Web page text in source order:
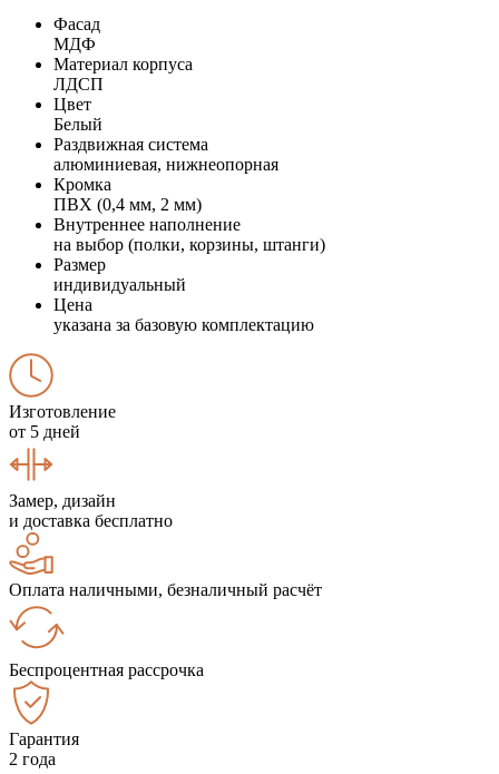
Фасад
МДФ
Материал корпуса
ЛДСП
Цвет
Белый
Раздвижная система
алюминиевая, нижнеопорная
Кромка
ПВХ (0,4 мм, 2 мм)
Внутреннее наполнение
на выбор (полки, корзины, штанги)
Размер
индивидуальный
Цена
указана за базовую комплектацию
Изготовление
от 5 дней
Замер, дизайн
и доставка бесплатно
Оплата наличными, безналичный расчёт
Беспроцентная рассрочка
Гарантия
2 года